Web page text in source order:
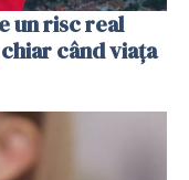
un risc real
când viața